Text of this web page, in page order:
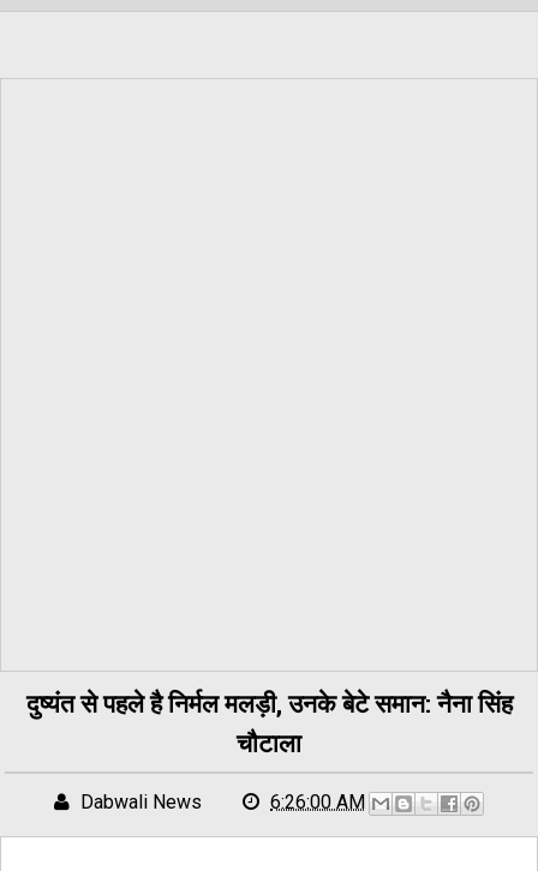
दुष्यंत से पहले है निर्मल मलड़ी, उनके बेटे समान: नैना सिंह
चौटाला
Dabwali News 6:26:00 AM